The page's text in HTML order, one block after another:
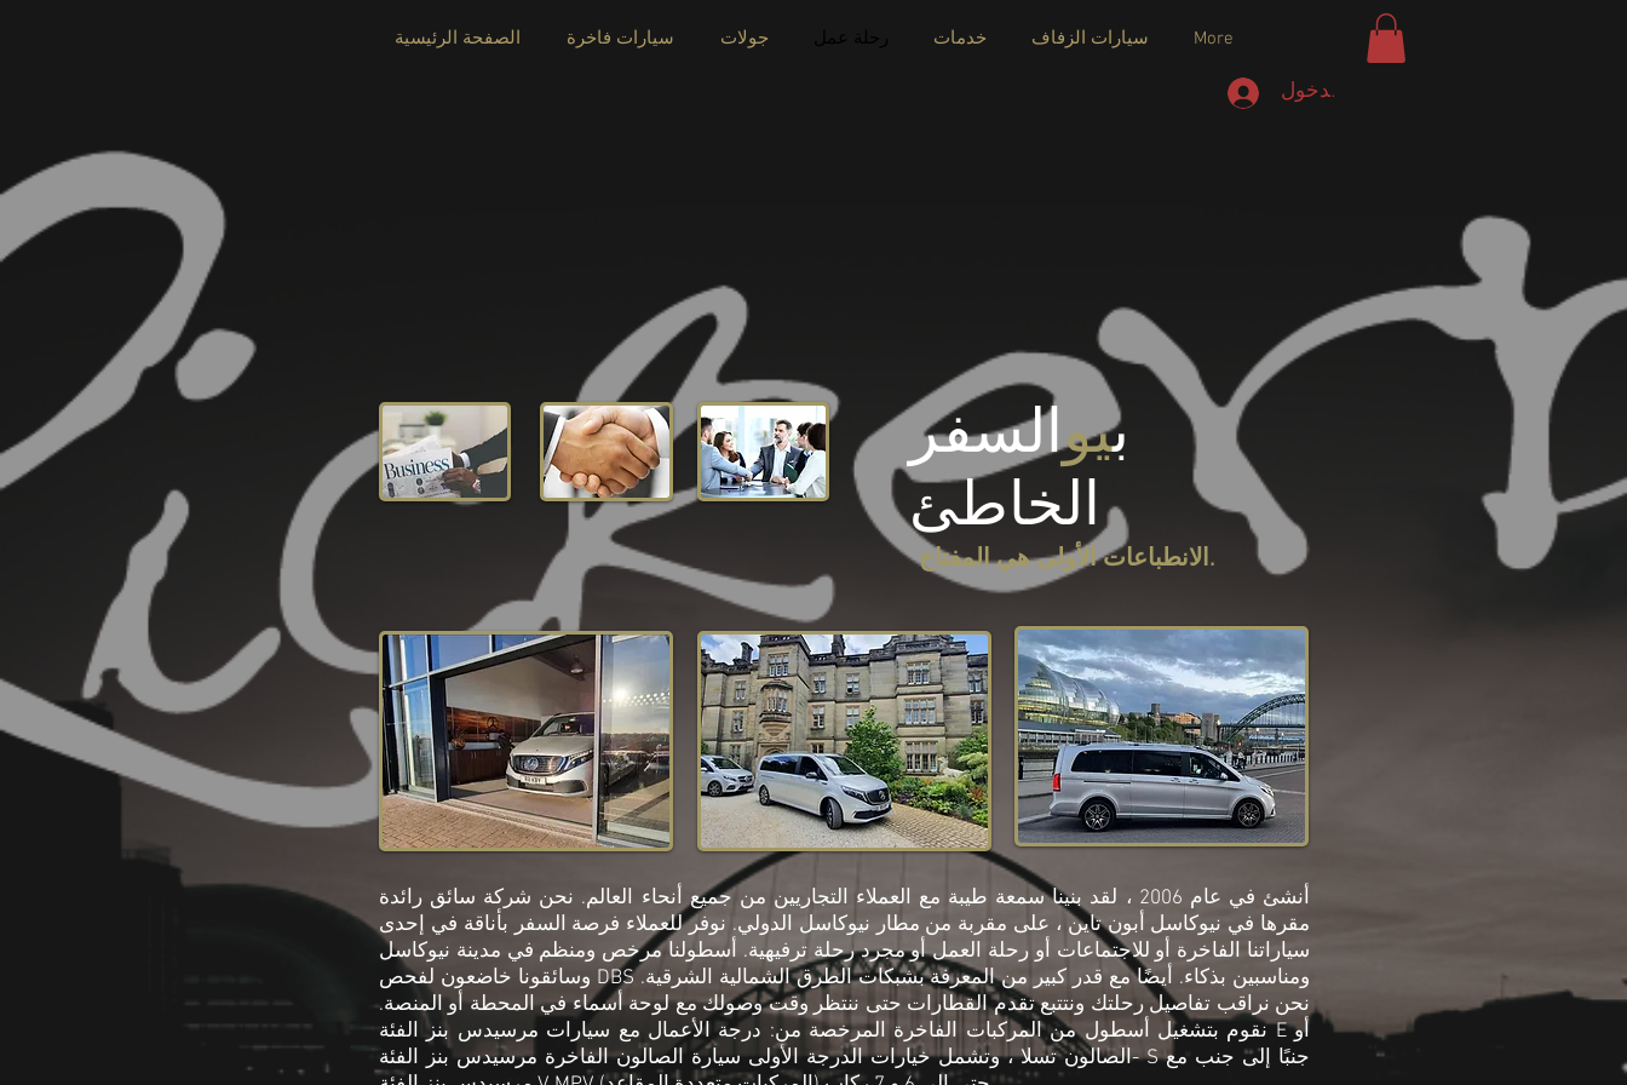
الصفحة الرئيسية سيارات فاخرة جولات خدمات سيارات الزفاف More
تسجيل الدخول
بيوالسفر
الخاطئ
الانطباعات الأولى هي المفتاح.
أنشئ في عام 2006 ، لقد بنينا سمعة طيبة مع العملاء التجاريين من جميع أنحاء العالم. نحن شركة سائق رائدة
مقرها في نيوكاسل أبون تاين ، على مقربة من مطار نيوكاسل الدولي. نوفر للعملاء فرصة السفر بأناقة في إحدى
سياراتنا الفاخرة أو للاجتماعات أو رحلة العمل أو مجرد رحلة ترفيهية. أسطولنا مرخص ومنظم في مدينة نيوكاسل
وسائقونا خاضعون لفحص DBS ومناسبين بذكاء. أيضًا مع قدر كبير من المعرفة بشبكات الطرق الشمالية الشرقية.
نحن نراقب تفاصيل رحلتك ونتتبع تقدم القطارات حتى ننتظر وقت وصولك مع لوحة أسماء في المحطة أو المنصة.
نقوم بتشغيل أسطول من المركبات الفاخرة المرخصة من: درجة الأعمال مع سيارات مرسيدس بنز الفئة E أو
الصالون تسلا ، وتشمل خيارات الدرجة الأولى سيارة الصالون الفاخرة مرسيدس بنز الفئة- S جنبًا إلى جنب مع